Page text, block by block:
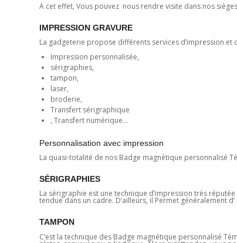
A cet effet, Vous pouvez nous rendre visite dans nos
IMPRESSION GRAVURE
La gadgeterie propose différents services d’impression et
Impression personnalisée,
sérigraphies,
tampon,
laser,
broderie,
Transfert sérigraphique
, Transfert numérique…
Personnalisation avec impression
La quasi-totalité de nos Badge magnétique personnalisé
SÉRIGRAPHIES
La sérigraphie est une technique d’impression très
tendue dans un cadre. D’ailleurs, il Permet généralement
TAMPON
C’est la technique des Badge magnétique personnalisé